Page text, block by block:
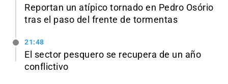
Reportan un atípico tornado en Pedro Osório
tras el paso del frente de tormentas
21:48
El sector pesquero se recupera de un año
conflictivo